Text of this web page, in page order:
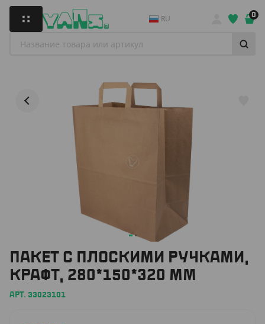
RU 0
ПАКЕТ С ПЛОСКИМИ РУЧКАМИ,
КРАФТ, 280*150*320 ММ
АРТ. 33023101